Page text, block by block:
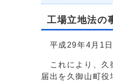
工場立地法の
平成29年4月1日
これにより、久
届出を久御山町役